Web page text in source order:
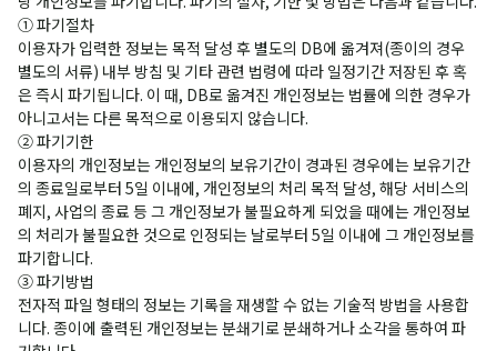
① 파기절차
이용자가 입력한 정보는 목적 달성 후 별도의 DB에 옮겨져(종이의 경우
별도의 서류) 내부 방침 및 기타 관련 법령에 따라 일정기간 저장된 후 혹
은 즉시 파기됩니다. 이 때, DB로 옮겨진 개인정보는 법률에 의한 경우가
아니고서는 다른 목적으로 이용되지 않습니다.
② 파기기한
이용자의 개인정보는 개인정보의 보유기간이 경과된 경우에는 보유기간
의 종료일로부터 5일 이내에, 개인정보의 처리 목적 달성, 해당 서비스의
폐지, 사업의 종료 등 그 개인정보가 불필요하게 되었을 때에는 개인정보
의 처리가 불필요한 것으로 인정되는 날로부터 5일 이내에 그 개인정보를
파기합니다.
③ 파기방법
전자적 파일 형태의 정보는 기록을 재생할 수 없는 기술적 방법을 사용합
니다. 종이에 출력된 개인정보는 분쇄기로 분쇄하거나 소각을 통하여 파